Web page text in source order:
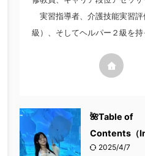
実習指導者、介護技能実習評
級）、そしてヘルパー２級を持
🌺Table of
Contents（
2025/4/7